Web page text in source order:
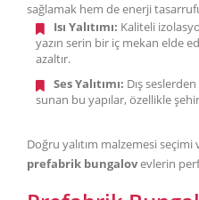
sağlamak hem de enerji
Isı Yalıtımı: Kaliteli
yazın serin bir iç mekan elde
azaltır.
Ses Yalıtımı: Dış
sunan bu yapılar, özellikle
Doğru yalıtım malzemesi
prefabrik bungalovevlerin